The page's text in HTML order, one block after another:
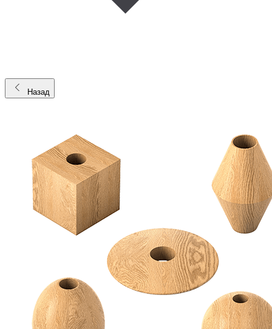
Назад